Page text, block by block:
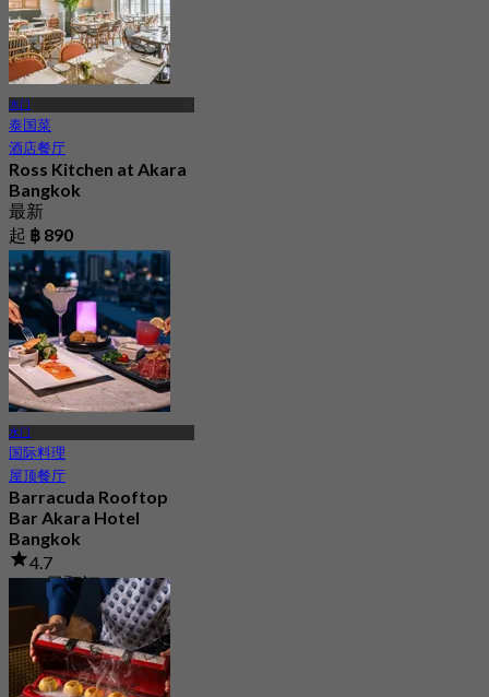
水门
泰国菜
酒店餐厅
Ross Kitchen at Akara
Bangkok
最新
起 ฿ 890
水门
国际料理
屋顶餐厅
Barracuda Rooftop
Bar Akara Hotel
Bangkok
4.7
2.2K 已预订
起฿ 649.5